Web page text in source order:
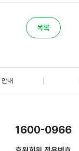
목록
내
1600-0966